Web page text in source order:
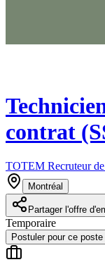
contrat
TOTEM Recruteur
Montréal
Partager l'offre
Temporaire
Postuler pour ce poste